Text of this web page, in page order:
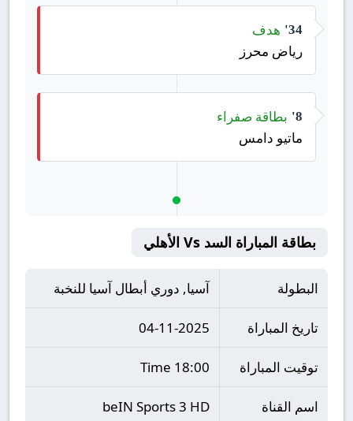
34' هدف
رياض محرز
8' بطاقة صفراء
ماتيو دامس
بطاقة المباراة السد Vs الأهلي
البطولة آسيا, دوري أبطال آسيا للنخبة
تاريخ المباراة 04-11-2025
توقيت المباراة 18:00 Time
اسم القناة beIN Sports 3 HD